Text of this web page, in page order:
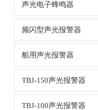
声光电子蜂鸣器
频闪型声光报警器
船用声光报警器
TBJ-150声光报警器
TBJ-100声光报警器